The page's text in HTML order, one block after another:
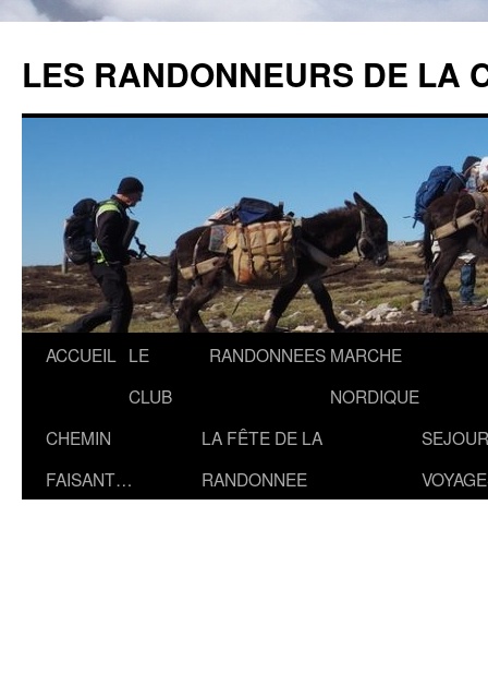
contenu
LES RANDONNEURS DE LA
ACCUEIL LE
CLUB
RANDONNEES MARCHE
NORDIQUE
CHEMIN
FAISANT…
LA FÊTE DE LA
RANDONNEE